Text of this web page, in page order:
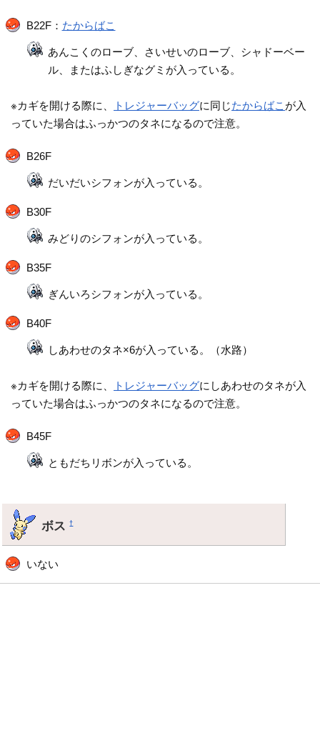
B22F： たからばこ
あんこくのローブ、さいせいのローブ、シャドーベー
ル、またはふしぎなグミが入っている。
※カギを開ける際に、 トレジャーバッグに同じたからばこ が入
っていた場合はふっかつのタネになるので注意。
B26F
だいだいシフォンが入っている。
B30F
みどりのシフォンが入っている。
B35F
ぎんいろシフォンが入っている。
B40F
しあわせのタネ×6が入っている。（水路）
※カギを開ける際に、 トレジャーバッグにしあわせのタネが入
っていた場合はふっかつのタネになるので注意。
B45F
ともだちリボンが入っている。
ボス†
いない